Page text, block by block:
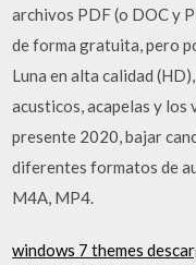
archivos PDF (o DOC y
de forma gratuita, pero
Luna en alta calidad
acusticos, acapelas y los
presente 2020, bajar
diferentes formatos de
M4A, MP4.
windows 7 themes